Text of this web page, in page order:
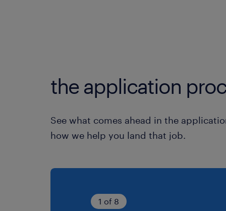
the application
See what comes ahead in the
how we help you land that job.
1 of 8